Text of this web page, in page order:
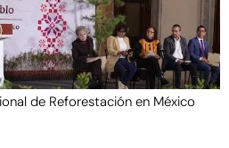
de Reforestación en México